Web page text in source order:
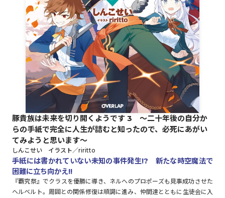
ロサージュノベルス
コミックガルド
コミッククリエ
豚貴族は未来を切り開くようです 3 ～二十年後の自分か
らの手紙で完全に人生が詰むと知ったので、必死にあがい
てみようと思います～
しんこせい イラスト／riritto
手紙には書かれていない未知の事件発生!? 新たな時空魔法で
困難に立ち向かえ!!
『覇究祭』でクラスを優勝に導き、ネルへのプロポーズも見事成功させた
ヘルベルト。周囲との関係修復は順調に進み、仲間達とともに生徒会に入